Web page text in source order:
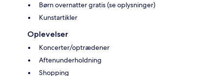
Børn overnatter gratis (se oplysninger)
Kunstartikler
Oplevelser
Koncerter/optrædener
Aftenunderholdning
Shopping